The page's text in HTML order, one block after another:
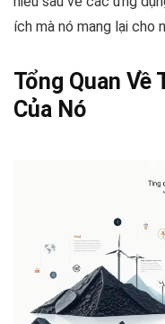
ích mà nó mang lại cho
Tổng Quan Về
Của Nó